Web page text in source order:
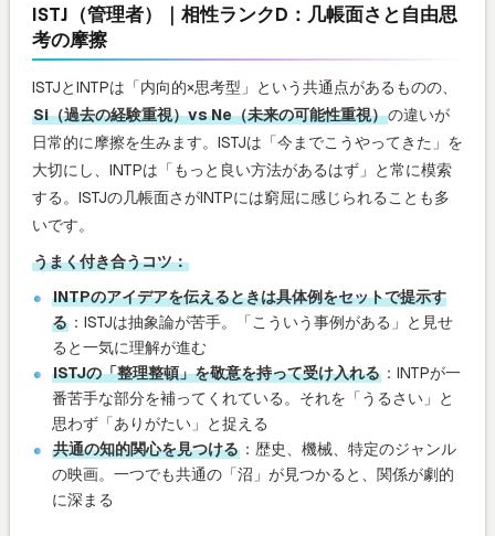
ISTJ（管理者）｜相性ランクD：几帳面さと自由思
考の摩擦
ISTJとINTPは「内向的×思考型」という共通点があるものの、
Si（過去の経験重視）vs Ne（未来の可能性重視）の違いが
日常的に摩擦を生みます。ISTJは「今までこうやってきた」を
大切にし、INTPは「もっと良い方法があるはず」と常に模索
する。ISTJの几帳面さがINTPには窮屈に感じられることも多
いです。
うまく付き合うコツ：
INTPのアイデアを伝えるときは具体例をセットで提示す
る ：ISTJは抽象論が苦手。「こういう事例がある」と見せ
ると一気に理解が進む
ISTJの「整理整頓」を敬意を持って受け入れる ：INTPが一
番苦手な部分を補ってくれている。それを「うるさい」と
思わず「ありがたい」と捉える
共通の知的関心を見つける ：歴史、機械、特定のジャンル
の映画。一つでも共通の「沼」が見つかると、関係が劇的
に深まる